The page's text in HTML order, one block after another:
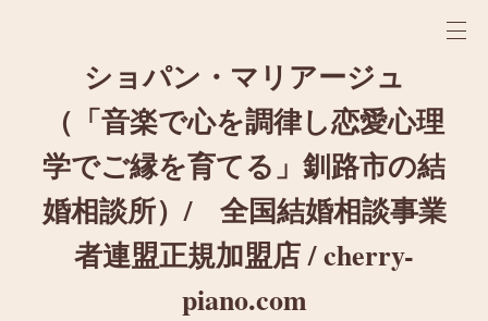
ショパン・マリアージュ
（「音楽で心を調律し恋愛心理
学でご縁を育てる」釧路市の結
婚相談所）/ 全国結婚相談事業
者連盟正規加盟店 / cherry-
piano.com